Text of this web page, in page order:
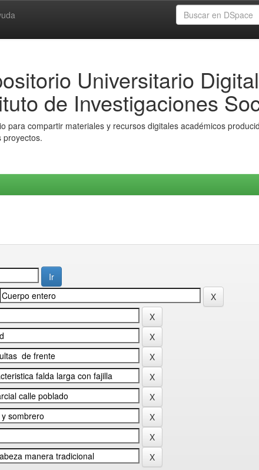
Universitario Digital
de Investigaciones
para compartir materiales y recursos digitales académicos
proyectos.